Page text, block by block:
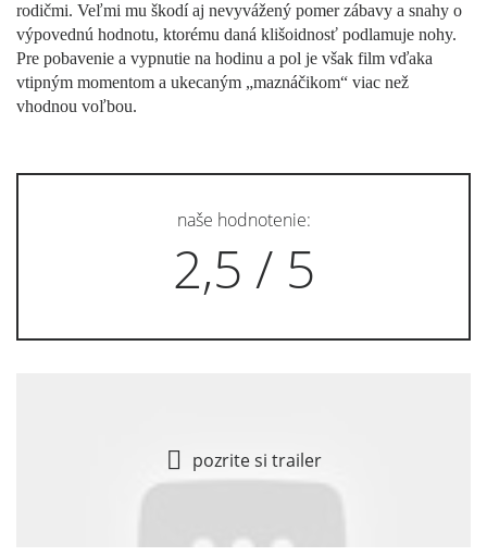
rodičmi. Veľmi mu škodí aj nevyvážený pomer zábavy a snahy o
výpovednú hodnotu, ktorému daná klišoidnosť podlamuje nohy.
Pre pobavenie a vypnutie na hodinu a pol je však film vďaka
vtipným momentom a ukecaným „maznáčikom“ viac než
vhodnou voľbou.
naše hodnotenie:
2,5 / 5
pozrite si trailer